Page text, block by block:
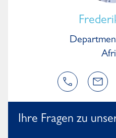
Ihre Fragen zu